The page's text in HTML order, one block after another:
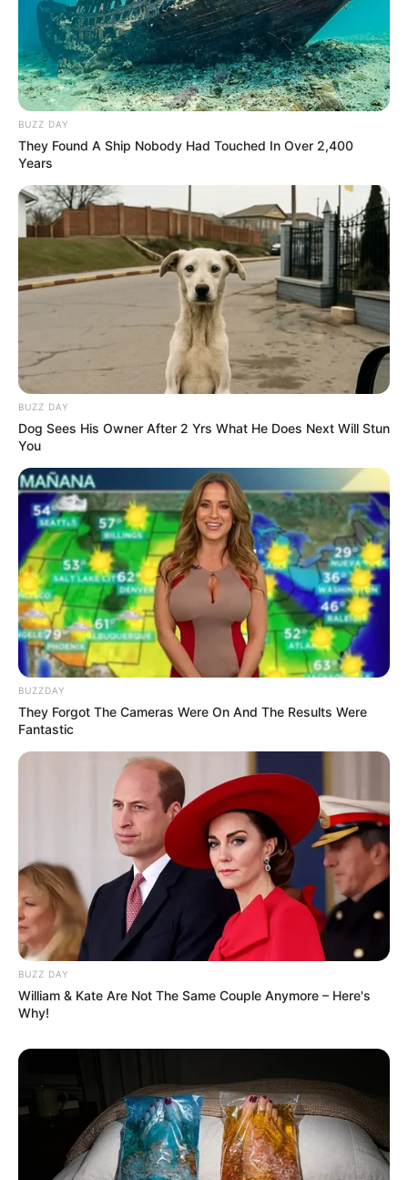
The Influencer Who Went Viral For Inspiring
GRWMs
BRAINBERRIES
The Bodyguard's Hidden Bloopers Revealed
BRAINBERRIES
BRAINBERRIES
Take A Look At Demi Moore's Most Iconic And
Provocative Roles
Olena Zelenska's Life Changed Overnight
BRAINBERRIES
BUZZ DAY
They Found A Ship Nobody Had Touched In Over 2,400
Years
BUZZ DAY
Dog Sees His Owner After 2 Yrs What He Does Next Will Stun
You
BUZZDAY
They Forgot The Cameras Were On And The Results Were
Fantastic
BUZZ DAY
William & Kate Are Not The Same Couple Anymore – Here's
Why!